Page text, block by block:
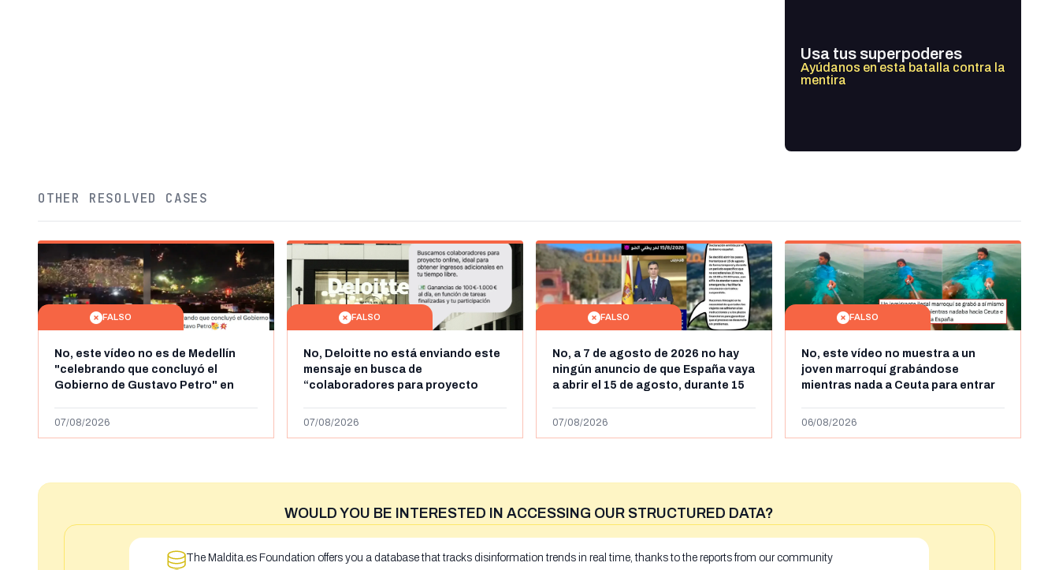
Usa tus superpoderes
Ayúdanos en esta batalla contra la
mentira
OTHER RESOLVED CASES
FALSO
No, este vídeo no es de Medellín
"celebrando que concluyó el
Gobierno de Gustavo Petro" en
de 2024
07/08/2026
FALSO
No, Deloitte no está enviando este
mensaje en busca de
“colaboradores para proyecto
1.000 euros al día: es un timo
07/08/2026
FALSO
No, a 7 de agosto de 2026 no hay
ningún anuncio de que España vaya
a abrir el 15 de agosto, durante 15
y Ceuta
07/08/2026
FALSO
No, este vídeo no muestra a un
joven marroquí grabándose
mientras nada a Ceuta para entrar
más de 450km de Ceuta y el autor lo
06/08/2026
WOULD YOU BE INTERESTED IN ACCESSING OUR STRUCTURED DATA?
The Maldita.es Foundation offers you a database that tracks disinformation trends in real time, thanks to the reports from our community